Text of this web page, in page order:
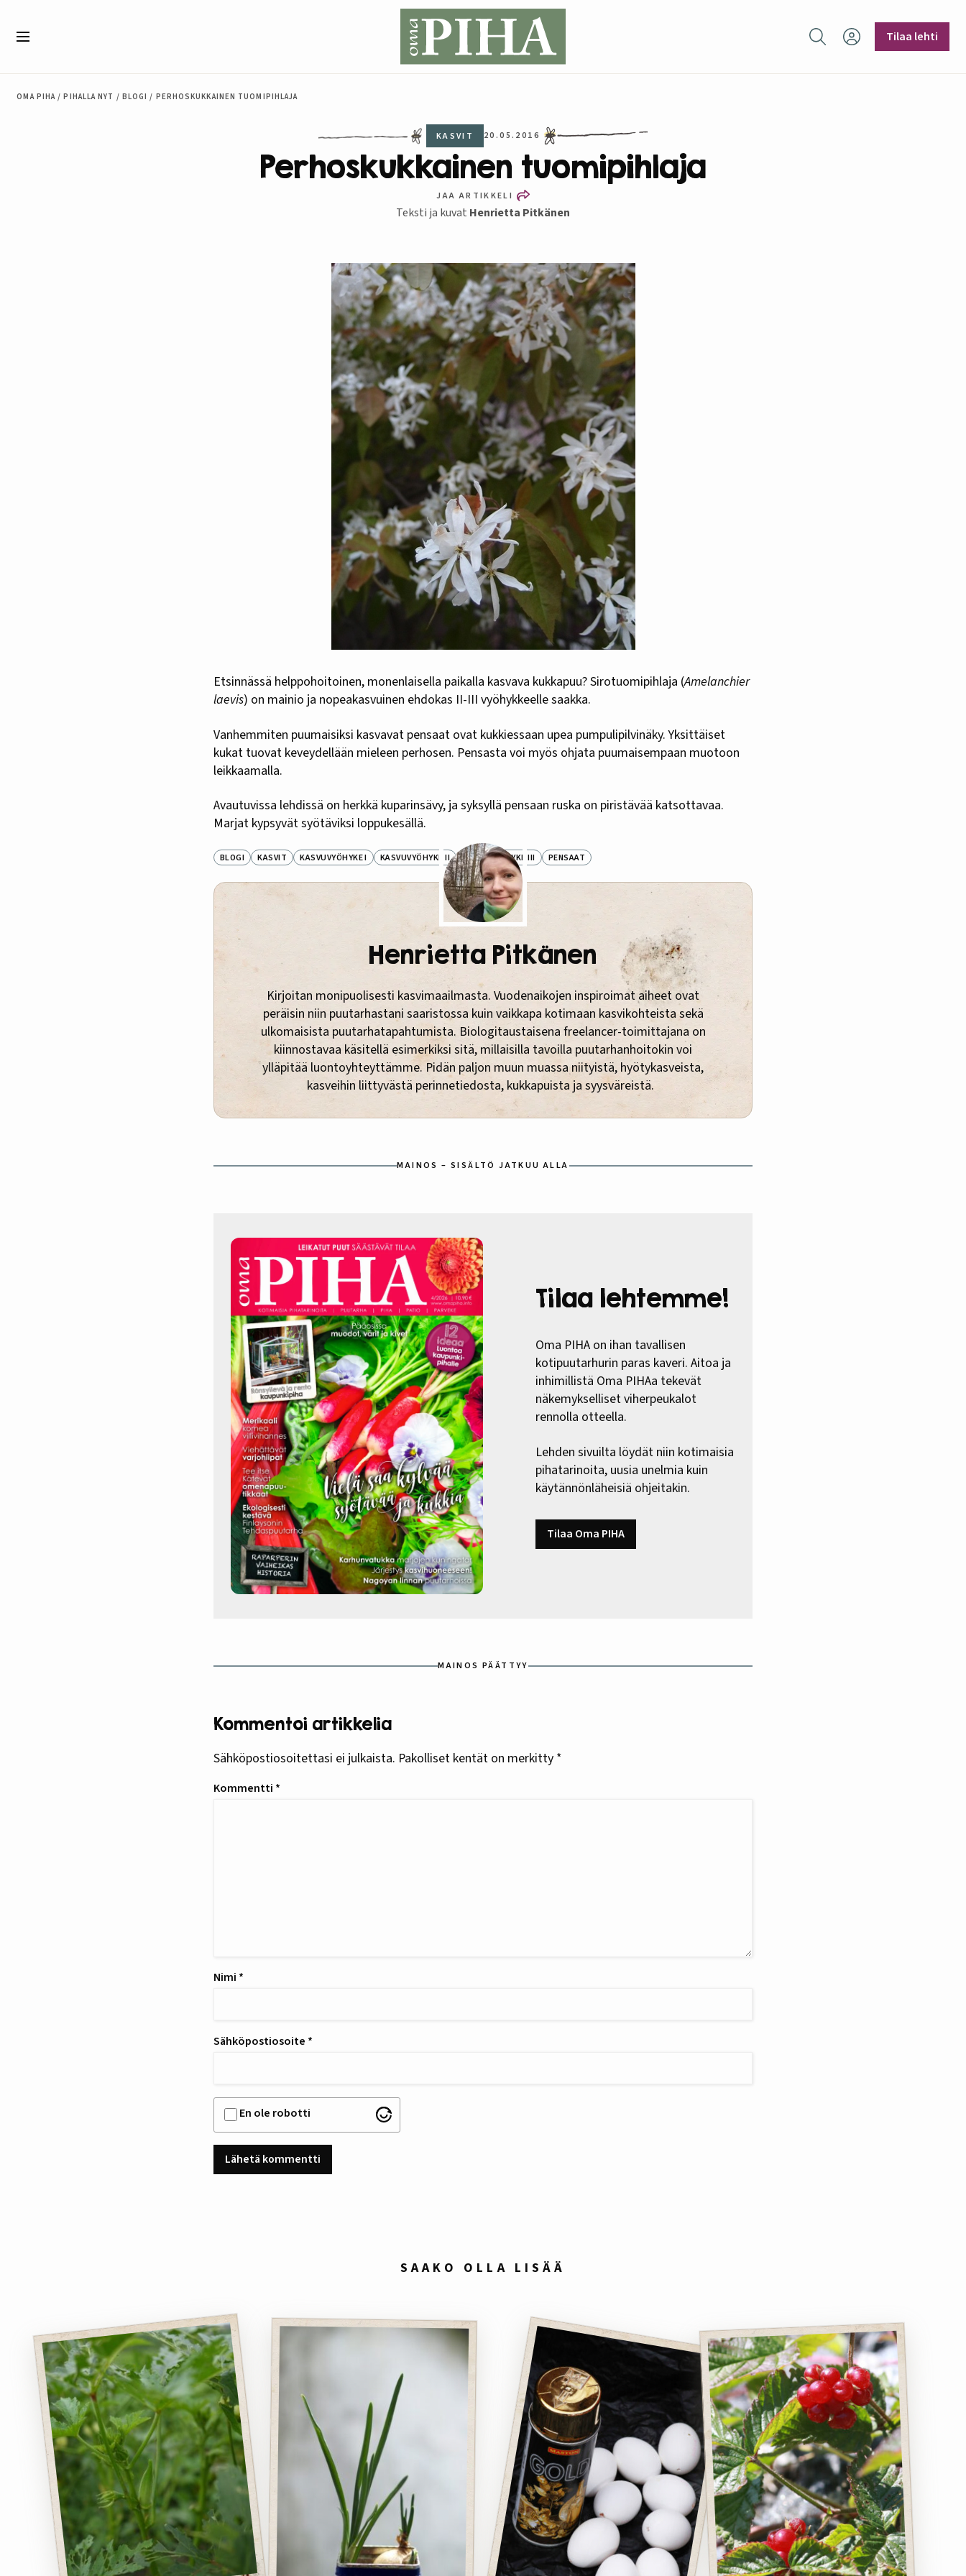
Hae sivustolta
Tilaa lehti
OMA PIHA / PIHALLA NYT / BLOGI / PERHOSKUKKAINEN TUOMIPIHLAJA
KASVIT 20.05.2016
Perhoskukkainen tuomipihlaja
JAA ARTIKKELI
Teksti ja kuvat Henrietta Pitkänen
Etsinnässä helppohoitoinen, monenlaisella paikalla kasvava kukkapuu? Sirotuomipihlaja (Amelanchier
laevis) on mainio ja nopeakasvuinen ehdokas II-III vyöhykkeelle saakka.
Vanhemmiten puumaisiksi kasvavat pensaat ovat kukkiessaan upea pumpulipilvinäky. Yksittäiset
kukat tuovat keveydellään mieleen perhosen. Pensasta voi myös ohjata puumaisempaan muotoon
leikkaamalla.
Avautuvissa lehdissä on herkkä kuparinsävy, ja syksyllä pensaan ruska on piristävää katsottavaa.
Marjat kypsyvät syötäviksi loppukesällä.
BLOGI KASVIT KASVUVYÖHYKE I KASVUVYÖHYKE II KASVUVYÖHYKE III PENSAAT
Henrietta Pitkänen
Kirjoitan monipuolisesti kasvimaailmasta. Vuodenaikojen inspiroimat aiheet ovat
peräisin niin puutarhastani saaristossa kuin vaikkapa kotimaan kasvikohteista sekä
ulkomaisista puutarhatapahtumista. Biologitaustaisena freelancer-toimittajana on
kiinnostavaa käsitellä esimerkiksi sitä, millaisilla tavoilla puutarhanhoitokin voi
ylläpitää luontoyhteyttämme. Pidän paljon muun muassa niityistä, hyötykasveista,
kasveihin liittyvästä perinnetiedosta, kukkapuista ja syysväreistä.
MAINOS – SISÄLTÖ JATKUU ALLA
Tilaa lehtemme!
Oma PIHA on ihan tavallisen
kotipuutarhurin paras kaveri. Aitoa ja
inhimillistä Oma PIHAa tekevät
näkemykselliset viherpeukalot
rennolla otteella.
Lehden sivuilta löydät niin kotimaisia
pihatarinoita, uusia unelmia kuin
käytännönläheisiä ohjeitakin.
Tilaa Oma PIHA
MAINOS PÄÄTTYY
Kommentoi artikkelia
Sähköpostiosoitettasi ei julkaista. Pakolliset kentät on merkitty *
Kommentti *
Nimi *
Sähköpostiosoite *
En ole robotti
SAAKO OLLA LISÄÄ